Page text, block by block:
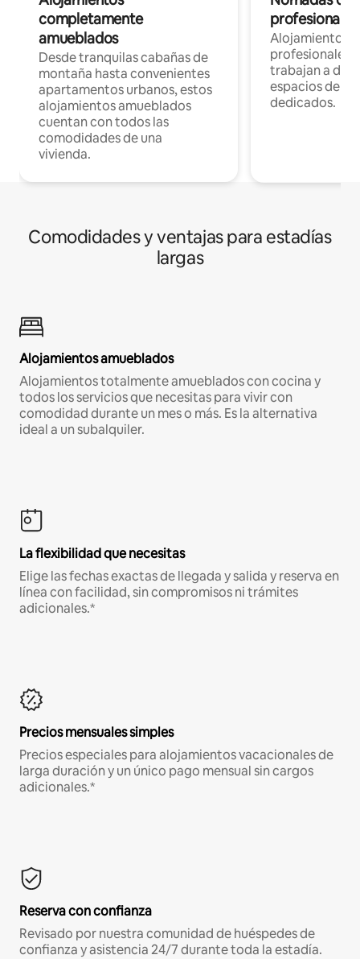
completamente
amueblados
Desde tranquilas cabañas de
montaña hasta convenientes
apartamentos urbanos, estos
alojamientos amueblados
cuentan con todos las
comodidades de una
vivienda.
Alojamientos
profesionales
trabajan a
espacios de
dedicados.
Comodidades y ventajas para estadías
largas
Alojamientos amueblados
Alojamientos totalmente amueblados con cocina y
todos los servicios que necesitas para vivir con
comodidad durante un mes o más. Es la alternativa
ideal a un subalquiler.
La flexibilidad que necesitas
Elige las fechas exactas de llegada y salida y reserva en
línea con facilidad, sin compromisos ni trámites
adicionales.*
Precios mensuales simples
Precios especiales para alojamientos vacacionales de
larga duración y un único pago mensual sin cargos
adicionales.*
Reserva con confianza
Revisado por nuestra comunidad de huéspedes de
confianza y asistencia 24/7 durante toda la estadía.